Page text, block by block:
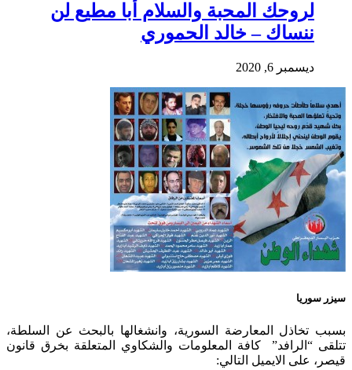
لروحك المحبة والسلام أبا مطيع لن
ننساك – خالد الحموري
ديسمبر 6, 2020
سيزر سوريا
بسبب تخاذل المعارضة السورية، وانشغالها بالبحث عن السلطة،
تتلقى “الرافد” كافة المعلومات والشكاوي المتعلقة بخرق قانون
قيصر، على الايميل التالي: